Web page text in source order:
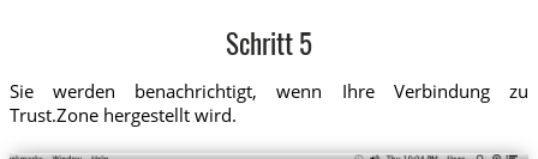
Schritt 5
Sie werden benachrichtigt, wenn Ihre Verbindung zu
Trust.Zone hergestellt wird.